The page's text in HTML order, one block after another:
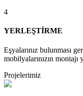
4
YERLEŞTİRME
Eşyalarınız bulunması
mobilyalarınızın montajı
Projelerimiz